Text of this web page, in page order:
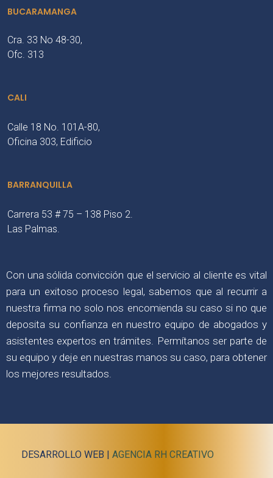
BUCARAMANGA
Cra. 33 No 48-30,
Ofc. 313
CALI
Calle 18 No. 101A-80,
Oficina 303, Edificio
BARRANQUILLA
Carrera 53 # 75 – 138 Piso 2.
Las Palmas.
Con una sólida convicción que el servicio al cliente es vital
para un exitoso proceso legal, sabemos que al recurrir a
nuestra firma no solo nos encomienda su caso si no que
deposita su confianza en nuestro equipo de abogados y
asistentes expertos en trámites. Permítanos ser parte de
su equipo y deje en nuestras manos su caso, para obtener
los mejores resultados.
DESARROLLO WEB | AGENCIA RH CREATIVO